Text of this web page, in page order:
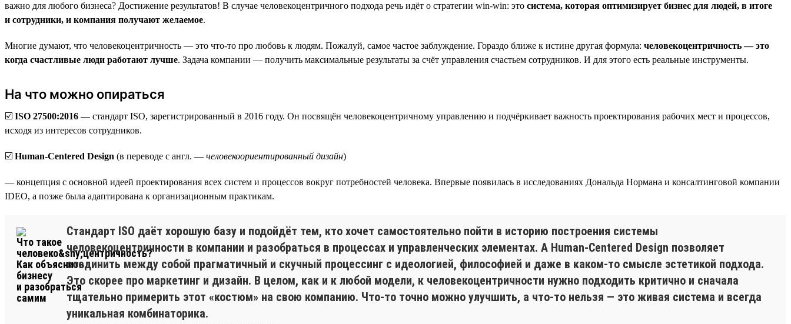
важно для любого бизнеса? Достижение результатов! В случае человекоцентричного подхода речь идёт о стратегии win-win: это система, которая оптимизирует бизнес для людей, в итоге
и сотрудники, и компания получают желаемое.
Многие думают, что человекоцентричность — это что-то про любовь к людям. Пожалуй, самое частое заблуждение. Гораздо ближе к истине другая формула: человекоцентричность — это
когда счастливые люди работают лучше. Задача компании — получить максимальные результаты за счёт управления счастьем сотрудников. И для этого есть реальные инструменты.
На что можно опираться
☑️ ISO 27500:2016 — стандарт ISO, зарегистрированный в 2016 году. Он посвящён человекоцентричному управлению и подчёркивает важность проектирования рабочих мест и процессов,
исходя из интересов сотрудников.
☑️ Human-Centered Design (в переводе с англ. — человекоориентированный дизайн)
— концепция с основной идеей проектирования всех систем и процессов вокруг потребностей человека. Впервые появилась в исследованиях Дональда Нормана и консалтинговой компании
IDEO, а позже была адаптирована к организационным практикам.
Стандарт ISO даёт хорошую базу и подойдёт тем, кто хочет самостоятельно пойти в историю построения системы
человекоцентричности в компании и разобраться в процессах и управленческих элементах. А Human-Centered Design позволяет
соединить между собой прагматичный и скучный процессинг с идеологией, философией и даже в каком-то смысле эстетикой подхода.
Это скорее про маркетинг и дизайн. В целом, как и к любой модели, к человекоцентричности нужно подходить критично и сначала
тщательно примерить этот «костюм» на свою компанию. Что-то точно можно улучшить, а что-то нельзя — это живая система и всегда
уникальная комбинаторика.